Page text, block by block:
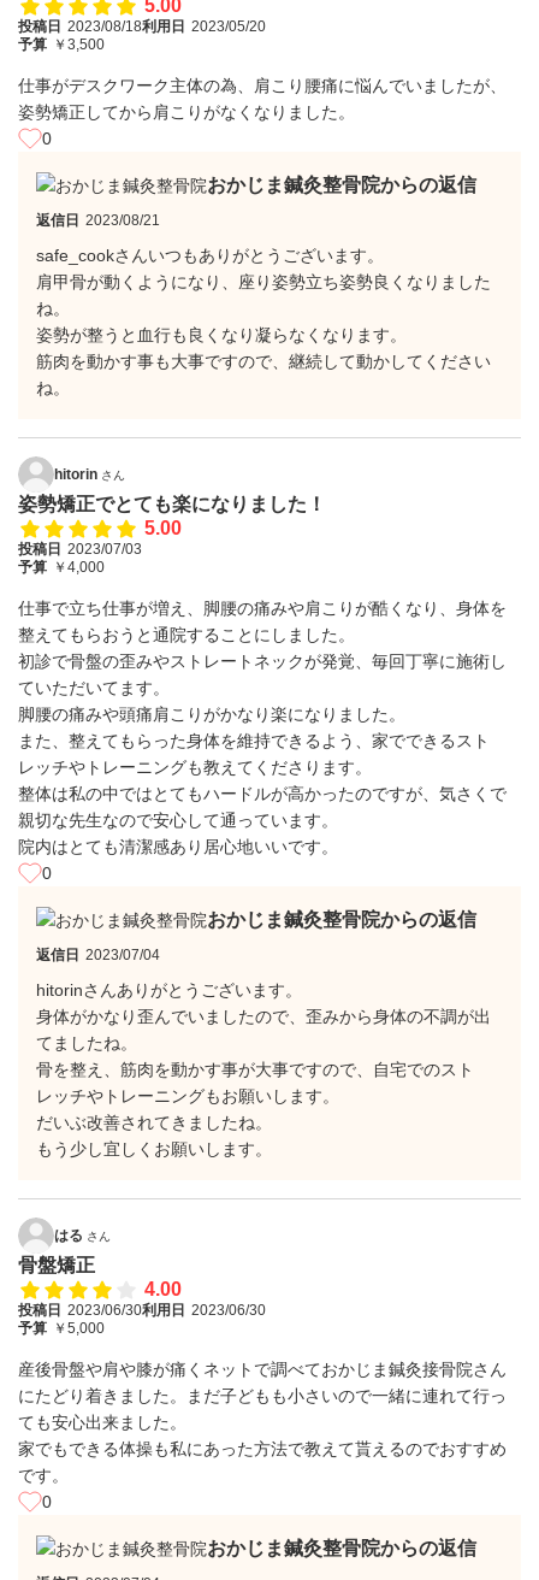
5.00
投稿日 2023/08/18利用日 2023/05/20
予算 ￥3,500
仕事がデスクワーク主体の為、肩こり腰痛に悩んでいましたが、
姿勢矯正してから肩こりがなくなりました。
0
おかじま鍼灸整骨院からの返信
返信日 2023/08/21
safe_cookさんいつもありがとうございます。
肩甲骨が動くようになり、座り姿勢立ち姿勢良くなりました
ね。
姿勢が整うと血行も良くなり凝らなくなります。
筋肉を動かす事も大事ですので、継続して動かしてください
ね。
hitorin さん
姿勢矯正でとても楽になりました！
5.00
投稿日 2023/07/03
予算 ￥4,000
仕事で立ち仕事が増え、脚腰の痛みや肩こりが酷くなり、身体を
整えてもらおうと通院することにしました。
初診で骨盤の歪みやストレートネックが発覚、毎回丁寧に施術し
ていただいてます。
脚腰の痛みや頭痛肩こりがかなり楽になりました。
また、整えてもらった身体を維持できるよう、家でできるスト
レッチやトレーニングも教えてくださります。
整体は私の中ではとてもハードルが高かったのですが、気さくで
親切な先生なので安心して通っています。
院内はとても清潔感あり居心地いいです。
0
おかじま鍼灸整骨院からの返信
返信日 2023/07/04
hitorinさんありがとうございます。
身体がかなり歪んでいましたので、歪みから身体の不調が出
てましたね。
骨を整え、筋肉を動かす事が大事ですので、自宅でのスト
レッチやトレーニングもお願いします。
だいぶ改善されてきましたね。
もう少し宜しくお願いします。
はる さん
骨盤矯正
4.00
投稿日 2023/06/30利用日 2023/06/30
予算 ￥5,000
産後骨盤や肩や膝が痛くネットで調べておかじま鍼灸接骨院さん
にたどり着きました。まだ子どもも小さいので一緒に連れて行っ
ても安心出来ました。
家でもできる体操も私にあった方法で教えて貰えるのでおすすめ
です。
0
おかじま鍼灸整骨院からの返信